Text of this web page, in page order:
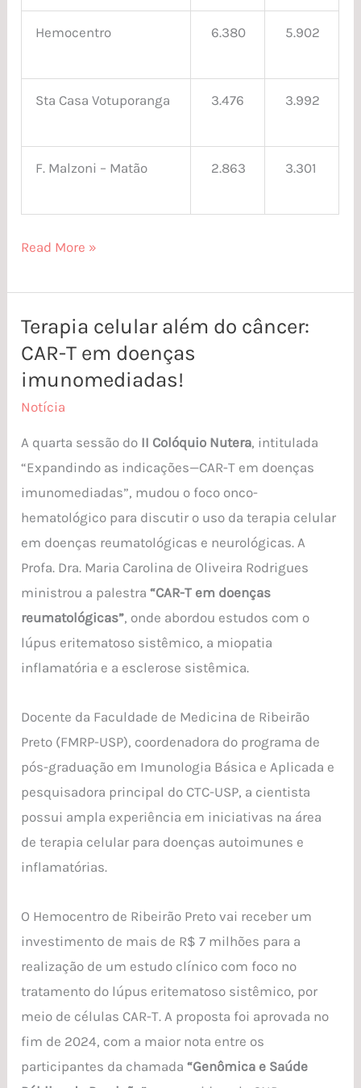
Hemocentro 6.380 5.902
Sta Casa Votuporanga 3.476 3.992
F. Malzoni – Matão 2.863 3.301
Read More »
Terapia celular além do câncer:
CAR-T em doenças
imunomediadas!
Notícia
A quarta sessão do II Colóquio Nutera, intitulada
“Expandindo as indicações—CAR-T em doenças
imunomediadas”, mudou o foco onco-
hematológico para discutir o uso da terapia celular
em doenças reumatológicas e neurológicas. A
Profa. Dra. Maria Carolina de Oliveira Rodrigues
ministrou a palestra“CAR-T em doenças
reumatológicas”, onde abordou estudos com o
lúpus eritematoso sistêmico, a miopatia
inflamatória e a esclerose sistêmica.
Docente da Faculdade de Medicina de Ribeirão
Preto (FMRP-USP), coordenadora do programa de
pós-graduação em Imunologia Básica e Aplicada e
pesquisadora principal do CTC-USP, a cientista
possui ampla experiência em iniciativas na área
de terapia celular para doenças autoimunes e
inflamatórias.
O Hemocentro de Ribeirão Preto vai receber um
investimento de mais de R$ 7 milhões para a
realização de um estudo clínico com foco no
tratamento do lúpus eritematoso sistêmico, por
meio de células CAR-T. A proposta foi aprovada no
fim de 2024, com a maior nota entre os
participantes da chamada“Genômica e Saúde
Terapia
celular
além
do
CAR-
T
em
doenças
imunomediadas!